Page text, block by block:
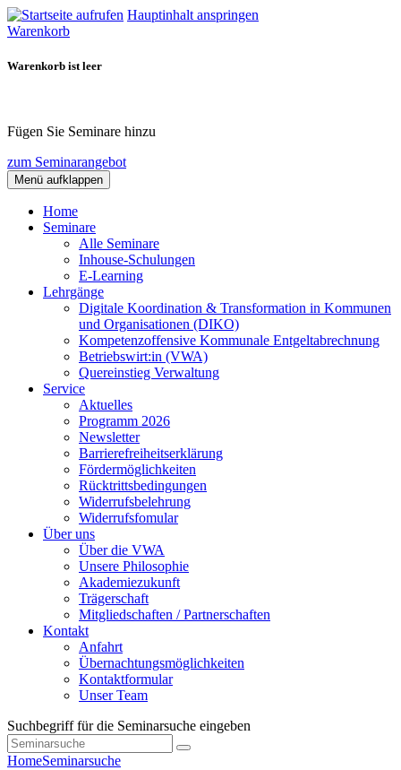
Hauptinhalt anspringen
Warenkorb
Warenkorb ist leer
Fügen Sie Seminare hinzu
zum Seminarangebot
Menü aufklappen
Home
Seminare
Alle Seminare
Inhouse-Schulungen
E-Learning
Lehrgänge
Digitale Koordination & Transformation in Kommunen
und Organisationen (DIKO)
Kompetenzoffensive Kommunale Entgeltabrechnung
Betriebswirt:in (VWA)
Quereinstieg Verwaltung
Service
Aktuelles
Programm 2026
Newsletter
Barrierefreiheitserklärung
Fördermöglichkeiten
Rücktrittsbedingungen
Widerrufsbelehrung
Widerrufsfomular
Über uns
Über die VWA
Unsere Philosophie
Akademiezukunft
Trägerschaft
Mitgliedschaften / Partnerschaften
Kontakt
Anfahrt
Übernachtungsmöglichkeiten
Kontaktformular
Unser Team
Suchbegriff für die Seminarsuche eingeben
HomeSeminarsuche